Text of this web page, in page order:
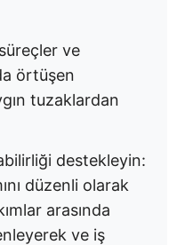
ve
örtüşen
tuzaklardan
destekleyin:
düzenli olarak
arasında
ve iş